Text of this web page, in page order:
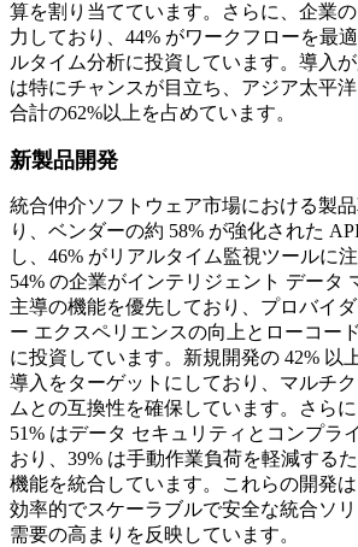
算を割り当てています。さらに、企業
力しており、44% がワークフローを最
ルタイム分析に投資しています。導入
は特にチャンスが目立ち、アジア太平
合計の62%以上を占めています。
新製品開発
統合仲介ソフトウェア市場における製
り、ベンダーの約 58% が強化された
し、46% がリアルタイム監視ツールに
54% の企業がインテリジェント データ
主導の機能を優先しており、プロバイ
ー エクスペリエンスの向上とローコー
に投資しています。新規開発の 42% 以
導入をターゲットにしており、マルチ
ムとの互換性を確保しています。さら
51% はデータ セキュリティとコンプラ
おり、39% は手動作業負荷を軽減する
機能を統合しています。これらの開発
効率的でスケーラブルで安全な統合ソ
需要の高まりを反映しています。